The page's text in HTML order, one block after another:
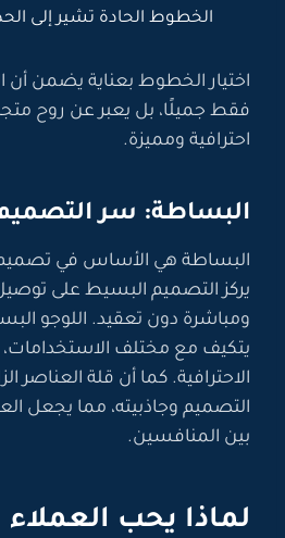
الخطوط الحادة تشير إلى
اختيار الخطوط بعناية يضمن أن
فقط جميلًا، بل يعبر عن روح
احترافية ومميزة.
البساطة: سر التصميم
البساطة هي الأساس في تصميم
يركز التصميم البسيط على
ومباشرة دون تعقيد. اللوجو
يتكيف مع مختلف
الاحترافية. كما أن قلة العناصر
التصميم وجاذبيته، مما يجعل
بين المنافسين.
لماذا يحب العملاء